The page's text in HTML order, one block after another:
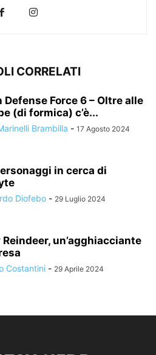
CORRELATI
Defense Force 6 – Oltre alle
(di formica) c’è...
Brambilla - 17 Agosto 2024
in cerca di
Diofebo - 29 Luglio 2024
Reindeer, un’agghiacciante
Costantini - 29 Aprile 2024